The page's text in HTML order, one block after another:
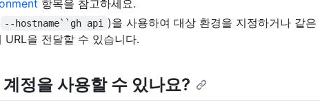
항목을 참고하세요.
--hostname``gh api
)을 사용하여 대상 환경을 지정하거나 같은
URL을 전달할 수 있습니다.
정을 사용할 수 있나요?